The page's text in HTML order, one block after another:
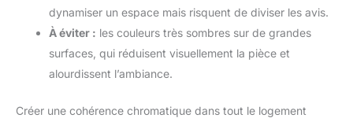
dynamiser un espace mais risquent de diviser les avis.
À éviter : les couleurs très sombres sur de grandes
surfaces, qui réduisent visuellement la pièce et
alourdissent l’ambiance.
Créer une cohérence chromatique dans tout le logement